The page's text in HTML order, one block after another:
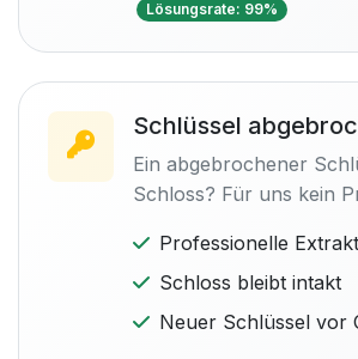
Lösungsrate: 99%
Schlüssel
Ein abgebrochener
Schloss? Für uns kein
Professionelle
Schloss bleibt intakt
Neuer Schlüssel vor